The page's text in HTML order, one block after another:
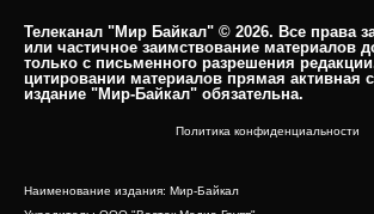
Телеканал "Мир Байкал" © 2026. Все права
или частичное заимствование материалов
только с письменного разрешения
цитировании материалов прямая активная
издание "Мир-Байкал" обязательна.​
Политика конфиденциальности
Наименование издания: Мир-Байкал